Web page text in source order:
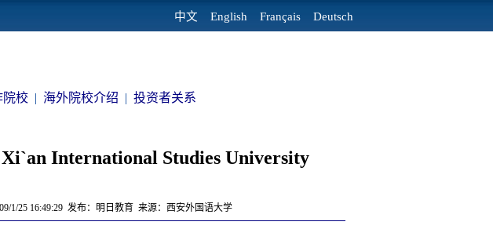
中文 English Français Deutsch
院校 | 海外院校介绍 | 投资者关系
International Studies University
1/25 16:49:29 发布：明日教育 来源：西安外国语大学